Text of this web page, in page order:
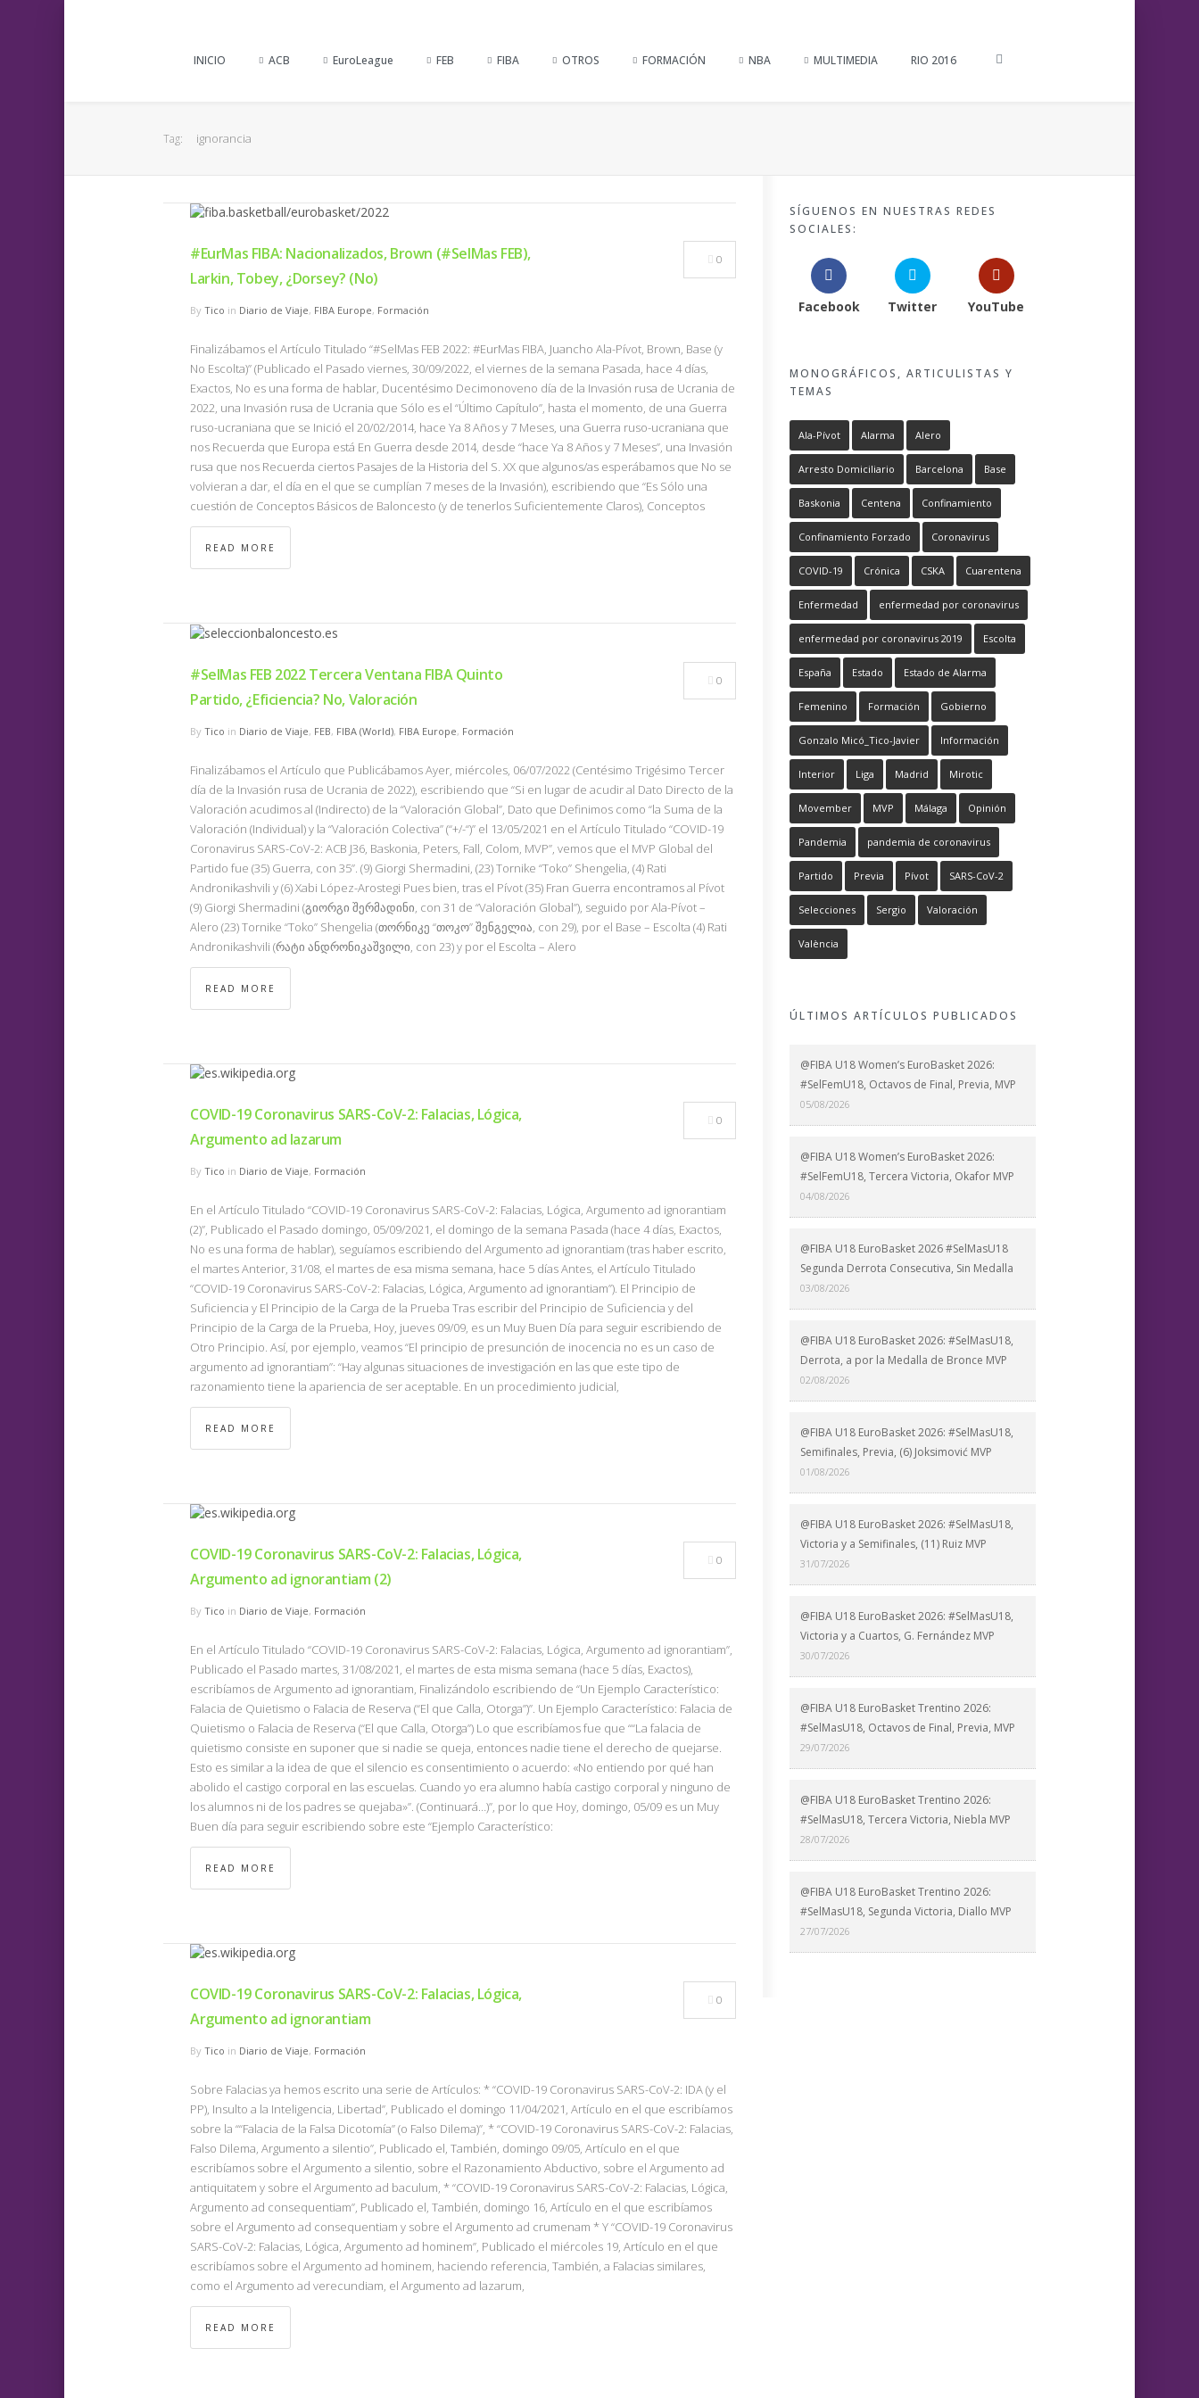
INICIO ACB EuroLeague FEB FIBA OTROS FORMACIÓN NBA MULTIMEDIA RIO 2016
Tag: ignorancia
#EurMas FIBA: Nacionalizados, Brown (#SelMas FEB),
Larkin, Tobey, ¿Dorsey? (No)
By Tico in Diario de Viaje, FIBA Europe, Formación
0
Finalizábamos el Artículo Titulado “#SelMas FEB 2022: #EurMas FIBA, Juancho Ala-Pívot, Brown, Base (y
No Escolta)” (Publicado el Pasado viernes, 30/09/2022, el viernes de la semana Pasada, hace 4 días,
Exactos, No es una forma de hablar, Ducentésimo Decimonoveno día de la Invasión rusa de Ucrania de
2022, una Invasión rusa de Ucrania que Sólo es el “Último Capítulo”, hasta el momento, de una Guerra
ruso-ucraniana que se Inició el 20/02/2014, hace Ya 8 Años y 7 Meses, una Guerra ruso-ucraniana que
nos Recuerda que Europa está En Guerra desde 2014, desde “hace Ya 8 Años y 7 Meses”, una Invasión
rusa que nos Recuerda ciertos Pasajes de la Historia del S. XX que algunos/as esperábamos que No se
volvieran a dar, el día en el que se cumplían 7 meses de la Invasión), escribiendo que “Es Sólo una
cuestión de Conceptos Básicos de Baloncesto (y de tenerlos Suficientemente Claros), Conceptos
READ MORE
#SelMas FEB 2022 Tercera Ventana FIBA Quinto
Partido, ¿Eficiencia? No, Valoración
By Tico in Diario de Viaje, FEB, FIBA (World), FIBA Europe, Formación
0
Finalizábamos el Artículo que Publicábamos Ayer, miércoles, 06/07/2022 (Centésimo Trigésimo Tercer
día de la Invasión rusa de Ucrania de 2022), escribiendo que “Si en lugar de acudir al Dato Directo de la
Valoración acudimos al (Indirecto) de la “Valoración Global”, Dato que Definimos como “la Suma de la
Valoración (Individual) y la “Valoración Colectiva” (“+/-“)” el 13/05/2021 en el Artículo Titulado “COVID-19
Coronavirus SARS-CoV-2: ACB J36, Baskonia, Peters, Fall, Colom, MVP”, vemos que el MVP Global del
Partido fue (35) Guerra, con 35”. (9) Giorgi Shermadini, (23) Tornike “Toko” Shengelia, (4) Rati
Andronikashvili y (6) Xabi López-Arostegi Pues bien, tras el Pívot (35) Fran Guerra encontramos al Pívot
(9) Giorgi Shermadini (გიორგი შერმადინი, con 31 de “Valoración Global”), seguido por Ala-Pívot –
Alero (23) Tornike “Toko” Shengelia (თორნიკე “თოკო” შენგელია, con 29), por el Base – Escolta (4) Rati
Andronikashvili (რატი ანდრონიკაშვილი, con 23) y por el Escolta – Alero
READ MORE
COVID-19 Coronavirus SARS-CoV-2: Falacias, Lógica,
Argumento ad lazarum
By Tico in Diario de Viaje, Formación
0
En el Artículo Titulado “COVID-19 Coronavirus SARS-CoV-2: Falacias, Lógica, Argumento ad ignorantiam
(2)”, Publicado el Pasado domingo, 05/09/2021, el domingo de la semana Pasada (hace 4 días, Exactos,
No es una forma de hablar), seguíamos escribiendo del Argumento ad ignorantiam (tras haber escrito,
el martes Anterior, 31/08, el martes de esa misma semana, hace 5 días Antes, el Artículo Titulado
“COVID-19 Coronavirus SARS-CoV-2: Falacias, Lógica, Argumento ad ignorantiam”). El Principio de
Suficiencia y El Principio de la Carga de la Prueba Tras escribir del Principio de Suficiencia y del
Principio de la Carga de la Prueba, Hoy, jueves 09/09, es un Muy Buen Día para seguir escribiendo de
Otro Principio. Así, por ejemplo, veamos “El principio de presunción de inocencia no es un caso de
argumento ad ignorantiam”: “Hay algunas situaciones de investigación en las que este tipo de
razonamiento tiene la apariencia de ser aceptable. En un procedimiento judicial,
READ MORE
COVID-19 Coronavirus SARS-CoV-2: Falacias, Lógica,
Argumento ad ignorantiam (2)
By Tico in Diario de Viaje, Formación
0
En el Artículo Titulado “COVID-19 Coronavirus SARS-CoV-2: Falacias, Lógica, Argumento ad ignorantiam”,
Publicado el Pasado martes, 31/08/2021, el martes de esta misma semana (hace 5 días, Exactos),
escribíamos de Argumento ad ignorantiam, Finalizándolo escribiendo de “Un Ejemplo Característico:
Falacia de Quietismo o Falacia de Reserva (“El que Calla, Otorga”)”. Un Ejemplo Característico: Falacia de
Quietismo o Falacia de Reserva (“El que Calla, Otorga”) Lo que escribíamos fue que ““La falacia de
quietismo consiste en suponer que si nadie se queja, entonces nadie tiene el derecho de quejarse.
Esto es similar a la idea de que el silencio es consentimiento o acuerdo: «No entiendo por qué han
abolido el castigo corporal en las escuelas. Cuando yo era alumno había castigo corporal y ninguno de
los alumnos ni de los padres se quejaba»”. (Continuará…)”, por lo que Hoy, domingo, 05/09 es un Muy
Buen día para seguir escribiendo sobre este “Ejemplo Característico:
READ MORE
COVID-19 Coronavirus SARS-CoV-2: Falacias, Lógica,
Argumento ad ignorantiam
By Tico in Diario de Viaje, Formación
0
Sobre Falacias ya hemos escrito una serie de Artículos: * “COVID-19 Coronavirus SARS-CoV-2: IDA (y el
PP), Insulto a la Inteligencia, Libertad”, Publicado el domingo 11/04/2021, Artículo en el que escribíamos
sobre la ““Falacia de la Falsa Dicotomía” (o Falso Dilema)”, * “COVID-19 Coronavirus SARS-CoV-2: Falacias,
Falso Dilema, Argumento a silentio”, Publicado el, También, domingo 09/05, Artículo en el que
escribíamos sobre el Argumento a silentio, sobre el Razonamiento Abductivo, sobre el Argumento ad
antiquitatem y sobre el Argumento ad baculum, * “COVID-19 Coronavirus SARS-CoV-2: Falacias, Lógica,
Argumento ad consequentiam”, Publicado el, También, domingo 16, Artículo en el que escribíamos
sobre el Argumento ad consequentiam y sobre el Argumento ad crumenam * Y “COVID-19 Coronavirus
SARS-CoV-2: Falacias, Lógica, Argumento ad hominem”, Publicado el miércoles 19, Artículo en el que
escribíamos sobre el Argumento ad hominem, haciendo referencia, También, a Falacias similares,
como el Argumento ad verecundiam, el Argumento ad lazarum,
READ MORE
SÍGUENOS EN NUESTRAS REDES
SOCIALES:
Facebook Twitter YouTube
MONOGRÁFICOS, ARTICULISTAS Y
TEMAS
Ala-Pívot Alarma Alero
Arresto Domiciliario Barcelona Base
Baskonia Centena Confinamiento
Confinamiento Forzado Coronavirus
COVID-19 Crónica CSKA Cuarentena
Enfermedad enfermedad por coronavirus
enfermedad por coronavirus 2019 Escolta
España Estado Estado de Alarma
Femenino Formación Gobierno
Gonzalo Micó_Tico-Javier Información
Interior Liga Madrid Mirotic
Movember MVP Málaga Opinión
Pandemia pandemia de coronavirus
Partido Previa Pívot SARS-CoV-2
Selecciones Sergio Valoración
València
ÚLTIMOS ARTÍCULOS PUBLICADOS
@FIBA U18 Women’s EuroBasket 2026:
#SelFemU18, Octavos de Final, Previa, MVP
05/08/2026
@FIBA U18 Women’s EuroBasket 2026:
#SelFemU18, Tercera Victoria, Okafor MVP
04/08/2026
@FIBA U18 EuroBasket 2026 #SelMasU18
Segunda Derrota Consecutiva, Sin Medalla
03/08/2026
@FIBA U18 EuroBasket 2026: #SelMasU18,
Derrota, a por la Medalla de Bronce MVP
02/08/2026
@FIBA U18 EuroBasket 2026: #SelMasU18,
Semifinales, Previa, (6) Joksimović MVP
01/08/2026
@FIBA U18 EuroBasket 2026: #SelMasU18,
Victoria y a Semifinales, (11) Ruiz MVP
31/07/2026
@FIBA U18 EuroBasket 2026: #SelMasU18,
Victoria y a Cuartos, G. Fernández MVP
30/07/2026
@FIBA U18 EuroBasket Trentino 2026:
#SelMasU18, Octavos de Final, Previa, MVP
29/07/2026
@FIBA U18 EuroBasket Trentino 2026:
#SelMasU18, Tercera Victoria, Niebla MVP
28/07/2026
@FIBA U18 EuroBasket Trentino 2026:
#SelMasU18, Segunda Victoria, Diallo MVP
27/07/2026